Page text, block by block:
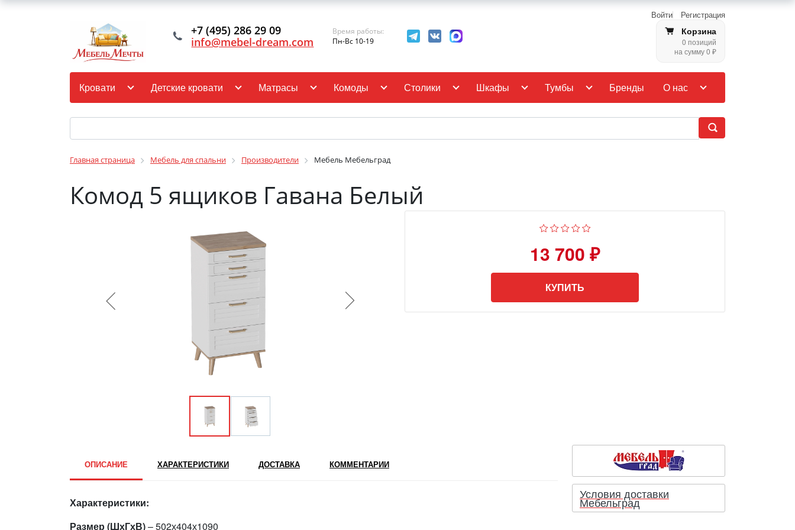
+7 (495) 286 29 09
info@mebel-dream.com
Время работы:
Пн-Вс 10-19
Войти Регистрация
Корзина
0 позиций
на сумму 0 ₽
Кровати Детские кровати Матрасы Комоды Столики Шкафы Тумбы Бренды О нас
Главная страница Мебель для спальни Производители Мебель Мебельград
Комод 5 ящиков Гавана Белый
13 700 ₽
КУПИТЬ
ОПИСАНИЕ ХАРАКТЕРИСТИКИ ДОСТАВКА КОММЕНТАРИИ
Характеристики:
Размер (ШхГхВ)– 502х404х1090
Условия доставки
Мебельград